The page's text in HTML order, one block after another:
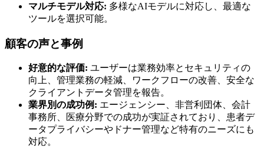
マルチモデル対応: 多様なAIモデルに対応し、最適な
ツールを選択可能。
顧客の声と事例
好意的な評価: ユーザーは業務効率とセキュリティの
向上、管理業務の軽減、ワークフローの改善、安全な
クライアントデータ管理を報告。
業界別の成功例: エージェンシー、非営利団体、会計
事務所、医療分野での成功が実証されており、患者デ
ータプライバシーやドナー管理など特有のニーズにも
対応。